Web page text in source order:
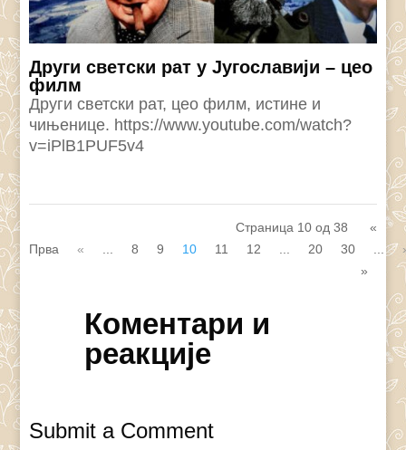
Други светски рат у Југославији – цео
филм
Други светски рат, цео филм, истине и
чињенице. https://www.youtube.com/watch?
v=iPlB1PUF5v4
Страница 10 од 38
«
Прва
« 8 9 10 11 12 20 30
»
Коментари и
реакције
Submit a Comment